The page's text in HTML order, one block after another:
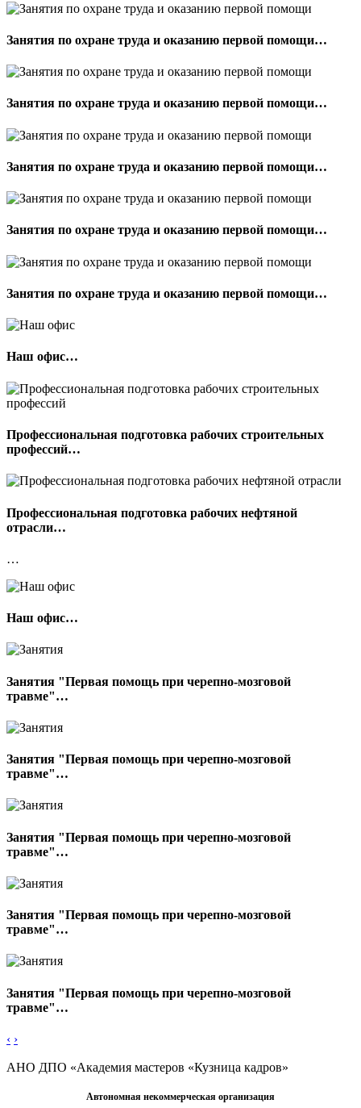
Занятия по охране труда и оказанию первой помощи…
Занятия по охране труда и оказанию первой помощи…
Занятия по охране труда и оказанию первой помощи…
Занятия по охране труда и оказанию первой помощи…
Занятия по охране труда и оказанию первой помощи…
Наш офис…
Профессиональная подготовка рабочих строительных
профессий…
Профессиональная подготовка рабочих нефтяной
отрасли…
…
Наш офис…
Занятия "Первая помощь при черепно-мозговой
травме"…
Занятия "Первая помощь при черепно-мозговой
травме"…
Занятия "Первая помощь при черепно-мозговой
травме"…
Занятия "Первая помощь при черепно-мозговой
травме"…
Занятия "Первая помощь при черепно-мозговой
травме"…
‹ ›
АНО ДПО «Академия мастеров «Кузница кадров»
Автономная некоммерческая организация